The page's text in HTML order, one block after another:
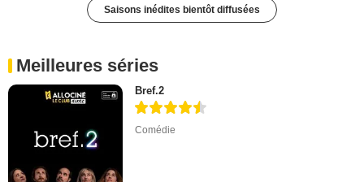
Saisons inédites bientôt diffusées
Meilleures séries
Bref.2
Comédie